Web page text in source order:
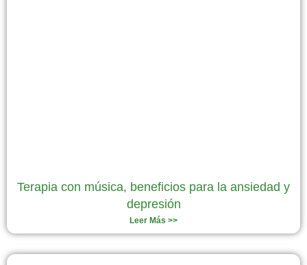
Terapia con música, beneficios para la ansiedad y
depresión
Leer Más >>